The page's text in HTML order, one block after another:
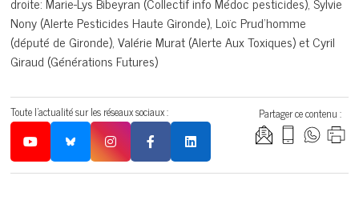
Nony (Alerte Pesticides Haute Gironde), Loïc Prud’homme
(député de Gironde), Valérie Murat (Alerte Aux Toxiques) et Cyril
Giraud (Générations Futures)
Partager ce contenu :
Toute l'actualité sur les réseaux sociaux :